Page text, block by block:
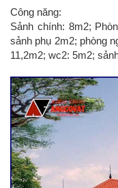
Công năng:
Sảnh chính: 8m2;
sảnh phụ 2m2; phòng
11,2m2; wc2: 5m2;